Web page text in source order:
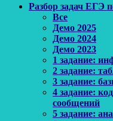
Основное
Разбор задач ЕГЭ
Все
Демо 2025
Демо 2024
Демо 2023
1 задание:
2
3 задание:
4 задание:
сообщений
5 задание: